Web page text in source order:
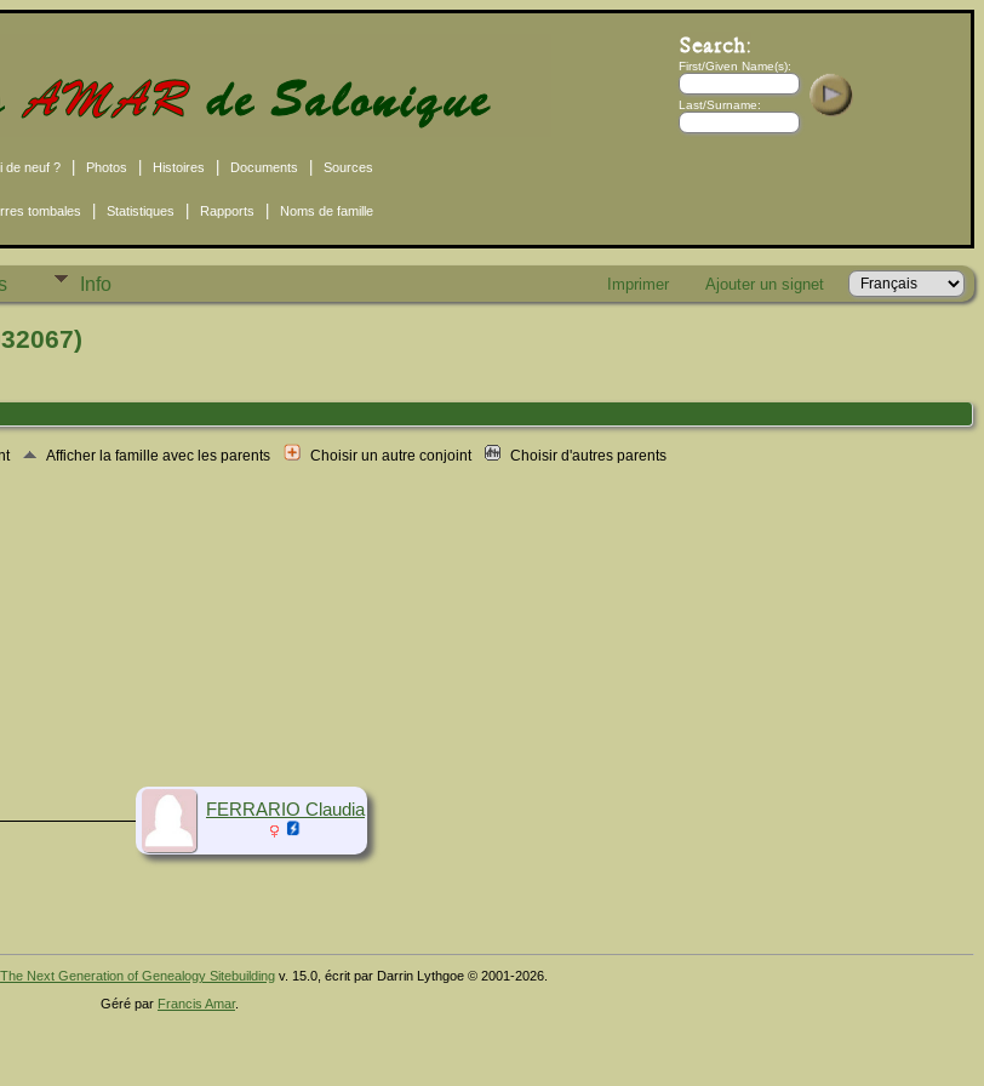
de neuf ? Photos Histoires Documents Sources
tombales Statistiques Rapports Noms de famille
First/Given Name(s):
Last/Surname:
Info Imprimer Ajouter un signet
Afficher la famille avec les parents Choisir un autre conjoint Choisir d'autres parents
FERRARIO Claudia
The Next Generation of Genealogy Sitebuildingv. 15.0, écrit par Darrin Lythgoe © 2001-2026.
Géré par Francis Amar.